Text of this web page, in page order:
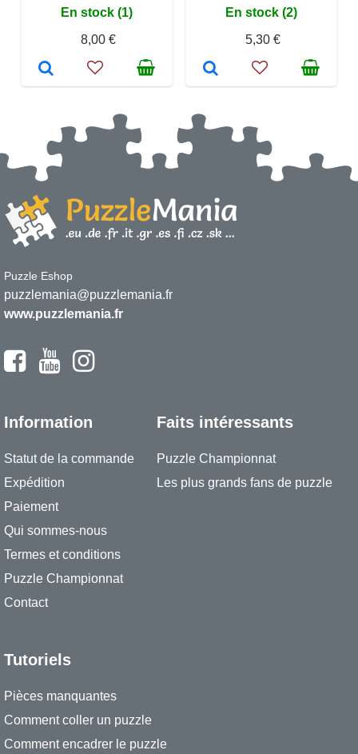
En stock (1)
8,00 €
En stock (2)
5,30 €
Puzzle Eshop
puzzlemania@puzzlemania.fr
www.puzzlemania.fr
Information
Statut de la commande
Expédition
Paiement
Qui sommes-nous
Termes et conditions
Puzzle Championnat
Contact
Faits intéressants
Puzzle Championnat
Les plus grands fans de puzzle
Tutoriels
Pièces manquantes
Comment coller un puzzle
Comment encadrer le puzzle